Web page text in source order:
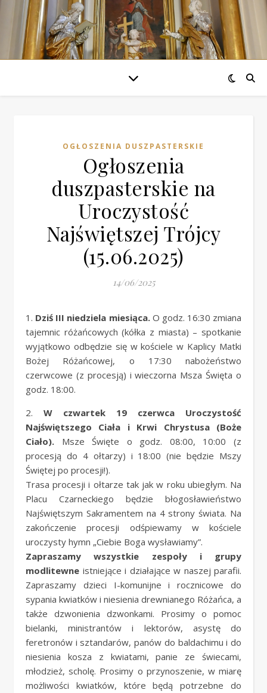
OGŁOSZENIA DUSZPASTERSKIE
Ogłoszenia
duszpasterskie na
Uroczystość
Najświętszej Trójcy
(15.06.2025)
14/06/2025
1. Dziś III niedziela miesiąca.O godz. 16:30 zmiana
tajemnic różańcowych (kółka z miasta) – spotkanie
wyjątkowo odbędzie się w kościele w Kaplicy Matki
Bożej Różańcowej, o 17:30 nabożeństwo
czerwcowe (z procesją) i wieczorna Msza Święta o
godz. 18:00.
2. W czwartek 19 czerwca Uroczystość
Najświętszego Ciała i Krwi Chrystusa (Boże
Ciało). Msze Święte o godz. 08:00, 10:00 (z
procesją do 4 ołtarzy) i 18:00 (nie będzie Mszy
Świętej po procesji!).
Trasa procesji i ołtarze tak jak w roku ubiegłym. Na
Placu Czarneckiego będzie błogosławieństwo
Najświętszym Sakramentem na 4 strony świata. Na
zakończenie procesji odśpiewamy w kościele
uroczysty hymn „Ciebie Boga wysławiamy”.
Zapraszamy wszystkie zespoły i grupy
modlitewne istniejące i działające w naszej parafii.
Zapraszamy dzieci I-komunijne i rocznicowe do
sypania kwiatków i niesienia drewnianego Różańca, a
także dzwonienia dzwonkami. Prosimy o pomoc
bielanki, ministrantów i lektorów, asystę do
feretronów i sztandarów, panów do baldachimu i do
niesienia kosza z kwiatami, panie ze świecami,
młodzież, scholę. Prosimy o przynoszenie, w miarę
możliwości kwiatków, które będą potrzebne do